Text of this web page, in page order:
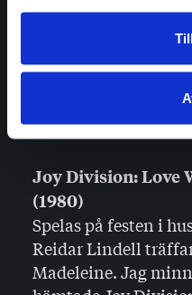
nittiotalet. När jag
gången blev jag
musiken jag
fortfarande att det
som bäst.
Joy Division: Love
(1980)
Spelas på festen i
Reidar Lindell
Madeleine. Jag